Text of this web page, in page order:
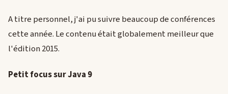
A titre personnel, j'ai pu suivre beaucoup de conférences
cette année. Le contenu était globalement meilleur que
l'édition 2015.
Petit focus sur Java 9